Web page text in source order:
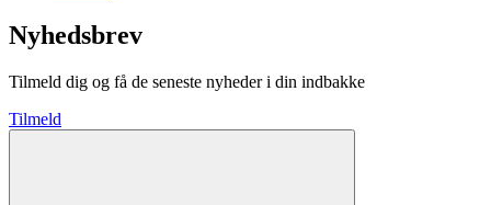
Nyhedsbrev
Tilmeld dig og få de seneste nyheder i din indbakke
Tilmeld